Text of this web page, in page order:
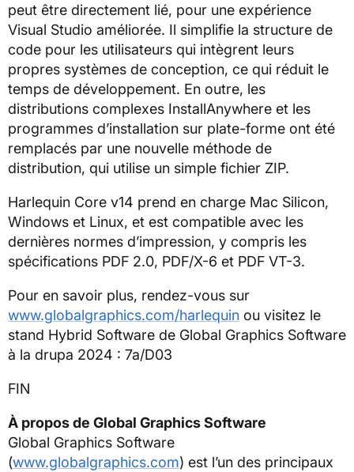
peut être directement lié, pour une expérience
Visual Studio améliorée. Il simplifie la structure de
code pour les utilisateurs qui intègrent leurs
propres systèmes de conception, ce qui réduit le
temps de développement. En outre, les
distributions complexes InstallAnywhere et les
programmes d’installation sur plate-forme ont été
remplacés par une nouvelle méthode de
distribution, qui utilise un simple fichier ZIP.
Harlequin Core v14 prend en charge Mac Silicon,
Windows et Linux, et est compatible avec les
dernières normes d’impression, y compris les
spécifications PDF 2.0, PDF/X-6 et PDF VT-3.
Pour en savoir plus, rendez-vous sur
www.globalgraphics.com/harlequin ou visitez le
stand Hybrid Software de Global Graphics Software
à la drupa 2024 : 7a/D03
FIN
À propos de Global Graphics Software
Global Graphics Software
(www.globalgraphics.com) est l’un des principaux